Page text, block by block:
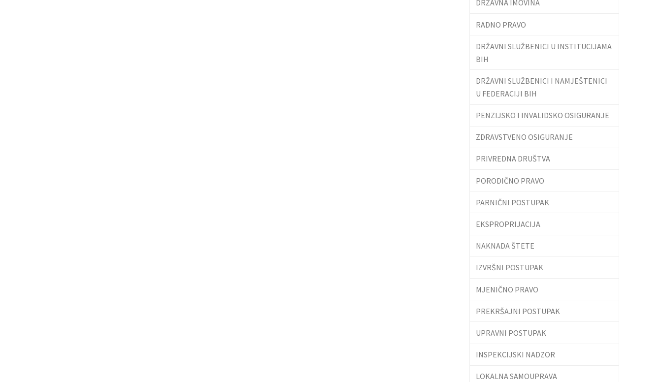
DRŽAVNA IMOVINA
RADNO PRAVO
DRŽAVNI SLUŽBENICI U INSTITUCIJAMA
BIH
DRŽAVNI SLUŽBENICI I NAMJEŠTENICI
U FEDERACIJI BIH
PENZIJSKO I INVALIDSKO OSIGURANJE
ZDRAVSTVENO OSIGURANJE
PRIVREDNA DRUŠTVA
PORODIČNO PRAVO
PARNIČNI POSTUPAK
EKSPROPRIJACIJA
NAKNADA ŠTETE
IZVRŠNI POSTUPAK
MJENIČNO PRAVO
PREKRŠAJNI POSTUPAK
UPRAVNI POSTUPAK
INSPEKCIJSKI NADZOR
LOKALNA SAMOUPRAVA